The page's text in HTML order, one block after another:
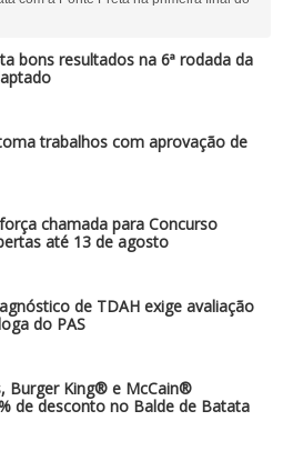
bons resultados na 6ª rodada da
trabalhos com aprovação de
chamada para Concurso
até 13 de agosto
de TDAH exige avaliação
do PAS
Burger King® e McCain®
de desconto no Balde de Batata